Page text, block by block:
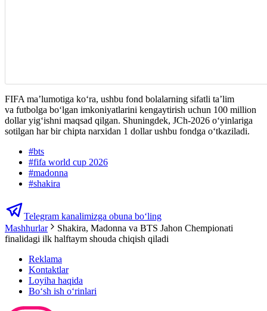
FIFA ma’lumotiga ko‘ra, ushbu fond bolalarning sifatli ta’lim
va futbolga bo‘lgan imkoniyatlarini kengaytirish uchun 100 million
dollar yig‘ishni maqsad qilgan. Shuningdek, JCh-2026 o‘yinlariga
sotilgan har bir chipta narxidan 1 dollar ushbu fondga o‘tkaziladi.
#bts
#fifa world cup 2026
#madonna
#shakira
Telegram kanalimizga obuna bo‘ling
Mashhurlar
Shakira, Madonna va BTS Jahon Chempionati
finalidagi ilk halftaym shouda chiqish qiladi
Reklama
Kontaktlar
Loyiha haqida
Bo‘sh ish o‘rinlari